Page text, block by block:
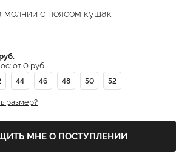
с поясом кушак
от 0 руб.
44 46 48 50 52
размер?
МНЕ О ПОСТУПЛЕНИИ